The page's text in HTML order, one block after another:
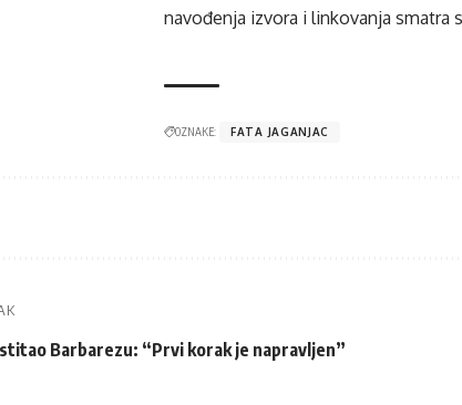
navođenja izvora i linkovanja smatra
OZNAKE: FATA JAGANJAC
Barbarezu: “Prvi korak je napravljen”